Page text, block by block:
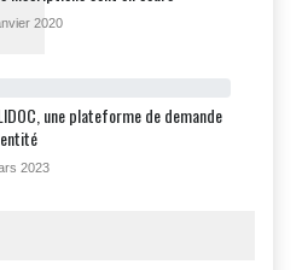
2020
une plateforme de demande
2023